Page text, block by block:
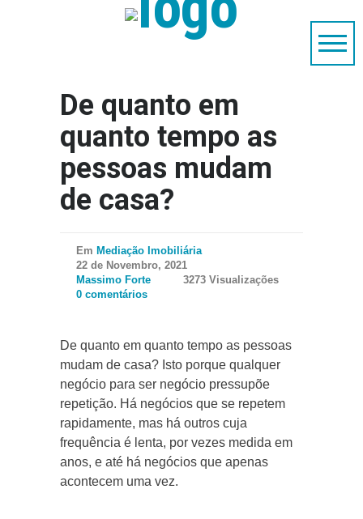
De quanto em
quanto tempo as
pessoas mudam
de casa?
Em Mediação Imobiliária
22 de Novembro, 2021
Massimo Forte
3273 Visualizações
0 comentários
De quanto em quanto tempo as pessoas
mudam de casa? Isto porque qualquer
negócio para ser negócio pressupõe
repetição. Há negócios que se repetem
rapidamente, mas há outros cuja
frequência é lenta, por vezes medida em
anos, e até há negócios que apenas
acontecem uma vez.